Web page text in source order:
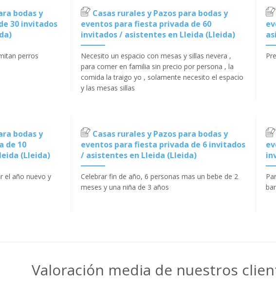
bodas y
30 invitados
perros
Casas rurales y Pazos para bodas y
eventos para fiesta privada de 60
invitados / asistentes en Lleida (Lleida)
Necesito un espacio con mesas y sillas nevera ,
para comer en familia sin precio por persona , la
comida la traigo yo , solamente necesito el espacio
y las mesas sillas
bodas y
de 10
(Lleida)
el año nuevo y
Casas rurales y Pazos para bodas y
eventos para fiesta privada de 6 invitados
/ asistentes en Lleida (Lleida)
Celebrar fin de año, 6 personas mas un bebe de 2
meses y una niña de 3 años
Valoración media de nuestros